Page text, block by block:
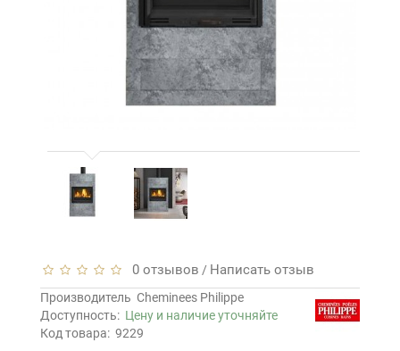
0 отзывов / Написать отзыв
Производитель Cheminees Philippe
Доступность: Цену и наличие уточняйте
Код товара: 9229